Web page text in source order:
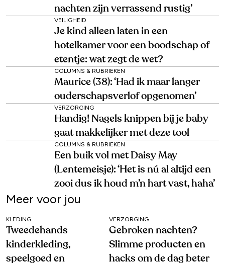
nachten zijn verrassend rustig’
VEILIGHEID
Je kind alleen laten in een
hotelkamer voor een boodschap of
etentje: wat zegt de wet?
COLUMNS & RUBRIEKEN
Maurice (38): ‘Had ik maar langer
ouderschapsverlof opgenomen’
VERZORGING
Handig! Nagels knippen bij je baby
gaat makkelijker met deze tool
COLUMNS & RUBRIEKEN
Een buik vol met Daisy May
(Lentemeisje): ‘Het is nú al altijd een
zooi dus ik houd m’n hart vast, haha’
Meer voor jou
KLEDING
Tweedehands
kinderkleding,
speelgoed en
VERZORGING
Gebroken nachten?
Slimme producten en
hacks om de dag beter